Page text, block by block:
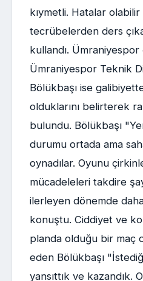
kıymetli. Hatalar
tecrübelerden ders
kullandı.
Ümraniyespor Teknik
Bölükbaşı ise
olduklarını belirterek
bulundu. Bölükbaşı
durumu ortada ama
oynadılar. Oyunu
mücadeleleri takdire
ilerleyen dönemde
konuştu. Ciddiyet ve
planda olduğu bir maç
eden Bölükbaşı
yansıttık ve kazandık.